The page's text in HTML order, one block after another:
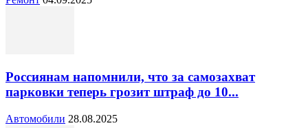
Россиянам напомнили, что за самозахват
парковки теперь грозит штраф до 10...
Автомобили 28.08.2025